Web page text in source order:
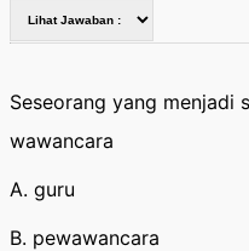
Seseorang yang menjadi
wawancara
A. guru
B. pewawancara